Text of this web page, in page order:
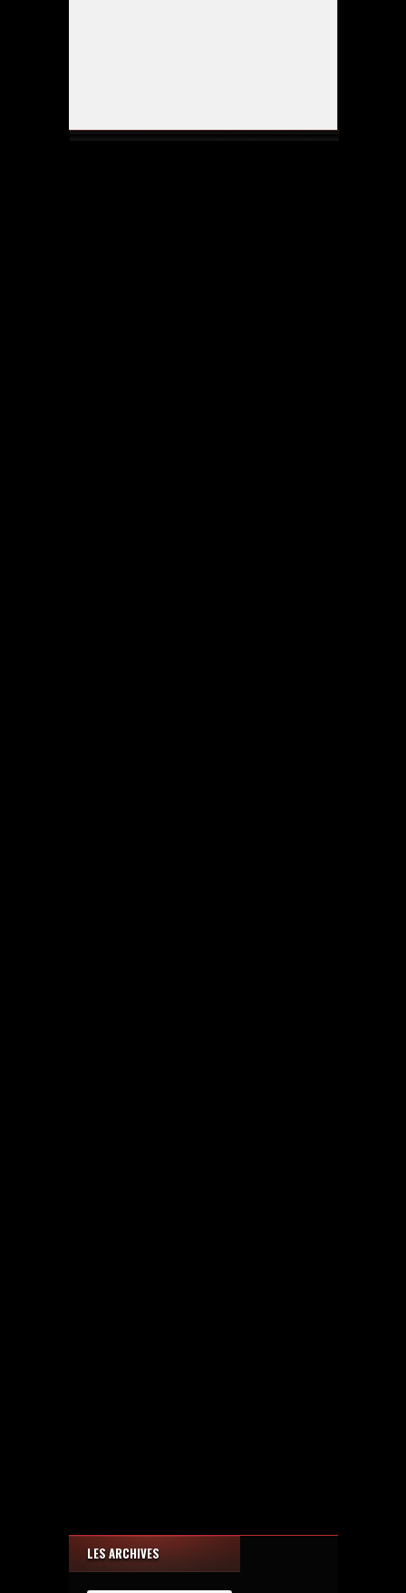
LES ARCHIVES
Archives